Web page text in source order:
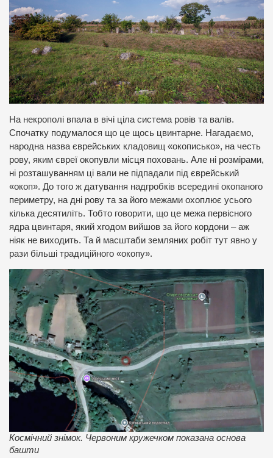
На некрополі впала в вічі ціла система ровів та валів.
Спочатку подумалося що це щось цвинтарне. Нагадаємо,
народна назва єврейських кладовищ «окописько», на честь
рову, яким євреї окопувли місця поховань. Але ні розмірами,
ні розташуванням ці вали не підпадали під єврейський
«окоп». До того ж датування надгробків всередині окопаного
периметру, на дні рову та за його межами охоплює усього
кілька десятиліть. Тобто говорити, що це межа первісного
ядра цвинтаря, який хгодом вийшов за його кордони – аж
ніяк не виходить. Та й масштаби земляних робіт тут явно у
рази більші традиційного «окопу».
Космічний знімок. Червоним кружечком показана основа
башти